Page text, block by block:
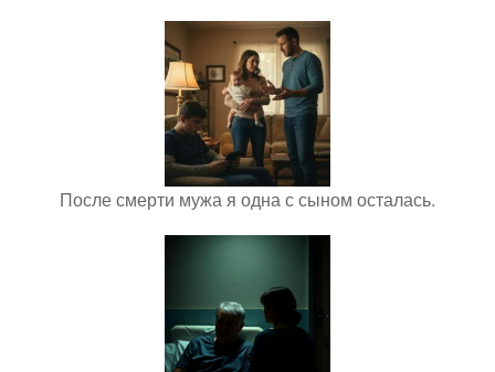
После смерти мужа я одна с сыном осталась.